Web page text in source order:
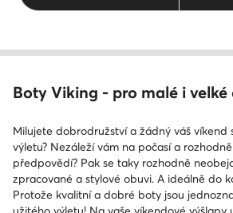
Boty Viking - pro malé i velké
Milujete dobrodružství a žádný váš víkend
výletu? Nezáleží vám na počasí a
předpovědí? Pak se taky rozhodně
zpracované a stylové obuvi. A ideálně do
Protože kvalitní a dobré boty jsou